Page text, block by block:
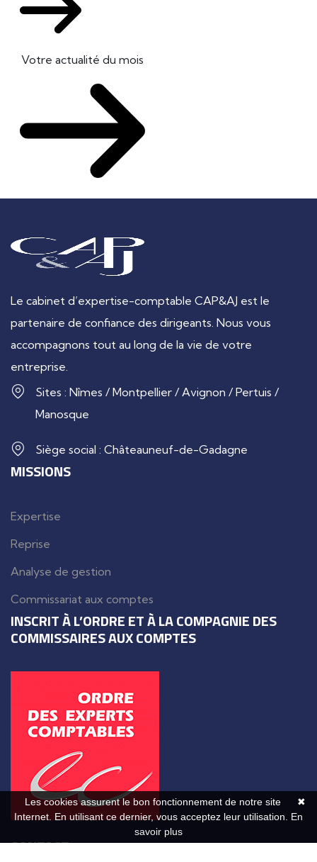
Votre actualité du mois
Le cabinet d’expertise-comptable CAP&AJ est le
partenaire de confiance des dirigeants. Nous vous
accompagnons tout au long de la vie de votre
entreprise.
Sites : Nîmes / Montpellier / Avignon / Pertuis /
Manosque
Siège social : Châteauneuf-de-Gadagne
MISSIONS
Expertise
Reprise
Analyse de gestion
Commissariat aux comptes
INSCRIT À L’ORDRE ET À LA COMPAGNIE DES
COMMISSAIRES AUX COMPTES
CONTACT
✖
Les cookies assurent le bon fonctionnement de notre site
Internet. En utilisant ce dernier, vous acceptez leur utilisation. En
savoir plus